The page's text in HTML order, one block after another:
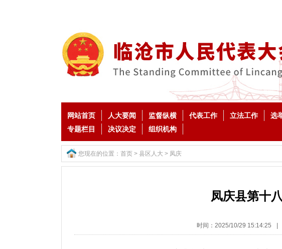
网站首页 人大要闻 监督纵横 代表工作 立法工作 选
专题栏目
决议决定 组织机构
您现在的位置： 首页 > 县区人大 > 凤庆
凤庆县第十
时间：2025/10/29 15:14:25